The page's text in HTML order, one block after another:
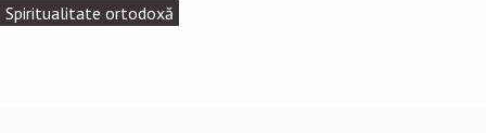
Spiritualitate ortodoxă